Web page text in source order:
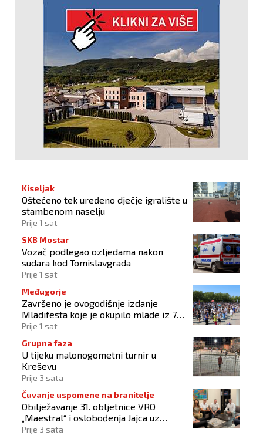
Kiseljak
Oštećeno tek uređeno dječje igralište u
stambenom naselju
Prije 1 sat
SKB Mostar
Vozač podlegao ozljedama nakon
sudara kod Tomislavgrada
Prije 1 sat
Međugorje
Završeno je ovogodišnje izdanje
Mladifesta koje je okupilo mlade iz 73
zemlje svijeta
Prije 1 sat
Grupna faza
U tijeku malonogometni turnir u
Kreševu
Prije 3 sata
Čuvanje uspomene na branitelje
Obilježavanje 31. obljetnice VRO
„Maestral“ i oslobođenja Jajca uz
pokroviteljstvo HNS-a BiH
Prije 3 sata